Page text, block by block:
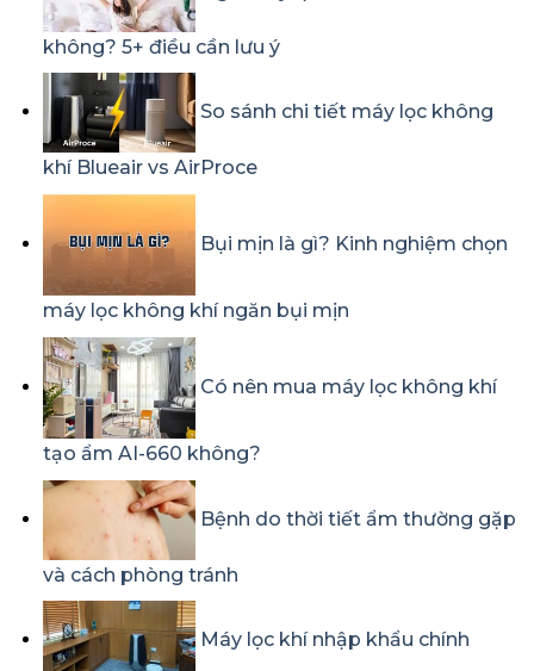
không? 5+ điều cần lưu ý
So sánh chi tiết máy lọc không
khí Blueair vs AirProce
Bụi mịn là gì? Kinh nghiệm chọn
máy lọc không khí ngăn bụi mịn
Có nên mua máy lọc không khí
tạo ẩm AI-660 không?
Bệnh do thời tiết ẩm thường gặp
và cách phòng tránh
Máy lọc khí nhập khẩu chính